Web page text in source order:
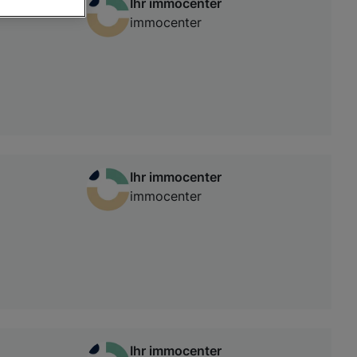
immocenter
Ihr immocenter
immocenter
Ihr immocenter
oder Zugriff